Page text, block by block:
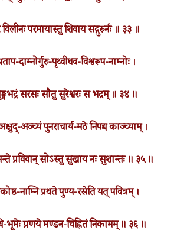
परमायास्तु शिवाय सद्गुरुर्नः ॥ ३३ ॥
दाम्नोर्गुरु-पृथ्वीधव-विश्वरूप-नाम्नोः ।
सरसः सौतु सुरेश्वरः स भद्रम् ॥ ३४ ॥
अञ्च्यं पुनराचार्य-मठे निपद्य काञ्च्याम् ।
प्रविवान् सोऽस्तु सुखाय नः सुशान्तः ॥ ३५ ॥
नाम्नि प्रथते पुण्य-रसेति यत् पवित्रम् ।
भूमेः प्रणये मण्डन-चिह्नितं निकामम् ॥ ३६ ॥